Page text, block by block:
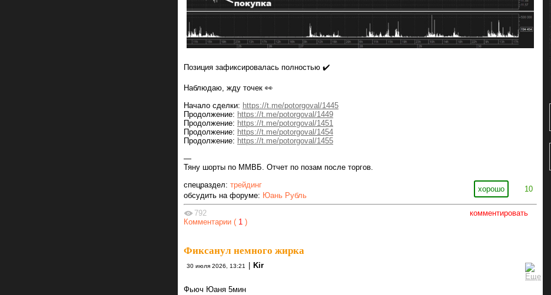
Позиция зафиксировалась полностью ✔️
Наблюдаю, жду точек 👀
Начало сделки: https://t.me/potorgoval/1445
Продолжение: https://t.me/potorgoval/1449
Продолжение: https://t.me/potorgoval/1451
Продолжение: https://t.me/potorgoval/1454
Продолжение: https://t.me/potorgoval/1455
—
Тяну шорты по ММВБ. Отчет по позам после торгов.
хорошо 10
спецраздел: трейдинг
обсудить на форуме: Юань Рубль
комментировать
792
Комментарии ( 1 )
Фиксанул немного жирка
30 июля 2026, 13:21 Kir
Фьюч Юаня 5мин